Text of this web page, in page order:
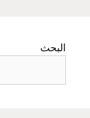
البحث